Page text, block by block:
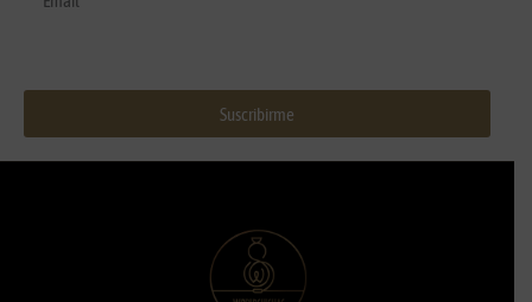
Suscribirme